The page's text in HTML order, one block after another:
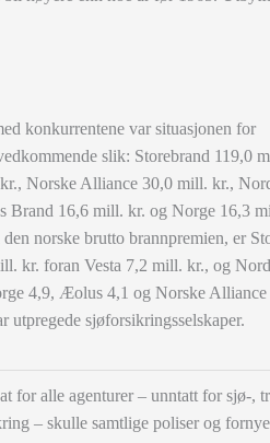
konkurrentene var situasjonen for
slik: Storebrand 119,0
Norske Alliance 30,0 mill. kr.,
Brand 16,6 mill. kr. og Norge 16,3
den norske brutto brannpremien, er
kr. foran Vesta 7,2 mill. kr., og
4,9, Æolus 4,1 og Norske
utpregede sjøforsikringsselskaper.
for alle agenturer – unntatt for sjø-,
– skulle samtlige poliser og